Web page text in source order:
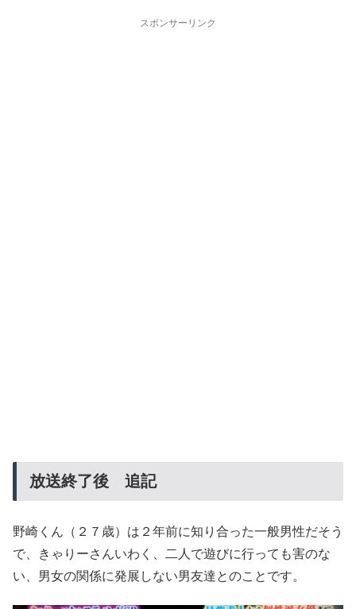
スポンサーリンク
放送終了後 追記
野崎くん（２７歳）は２年前に知り合った一般男性だそう
で、きゃりーさんいわく、二人で遊びに行っても害のな
い、男女の関係に発展しない男友達とのことです。